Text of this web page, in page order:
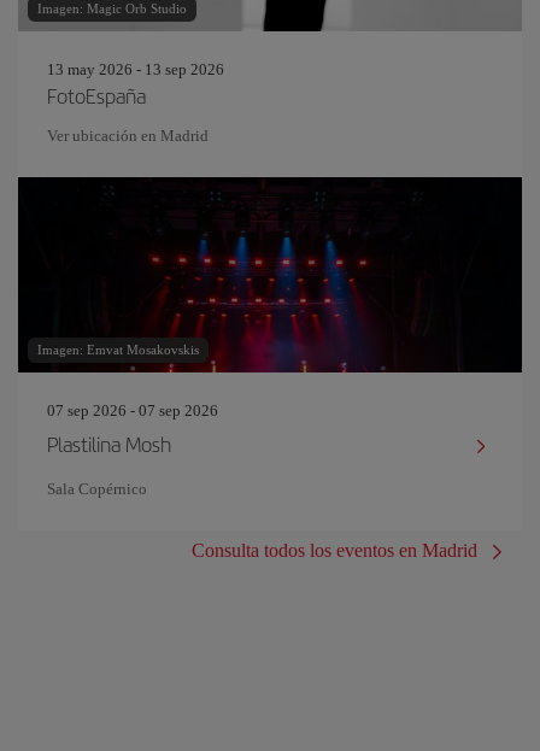
Imagen: Magic Orb Studio
13 may 2026 - 13 sep 2026
FotoEspaña
Ver ubicación en Madrid
Imagen: Emvat Mosakovskis
07 sep 2026 - 07 sep 2026
Plastilina Mosh
Sala Copérnico
Consulta todos los eventos en Madrid